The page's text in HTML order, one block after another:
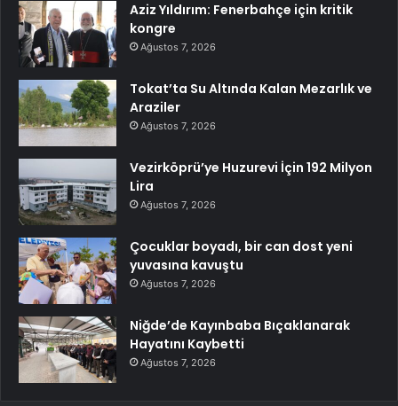
Aziz Yıldırım: Fenerbahçe için kritik
kongre
Ağustos 7, 2026
Tokat’ta Su Altında Kalan Mezarlık ve
Araziler
Ağustos 7, 2026
Vezirköprü’ye Huzurevi İçin 192 Milyon
Lira
Ağustos 7, 2026
Çocuklar boyadı, bir can dost yeni
yuvasına kavuştu
Ağustos 7, 2026
Niğde’de Kayınbaba Bıçaklanarak
Hayatını Kaybetti
Ağustos 7, 2026